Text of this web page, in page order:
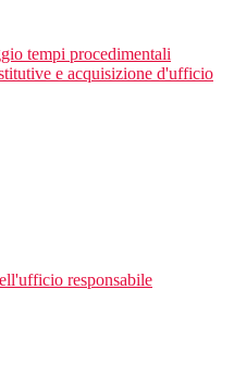
tempi procedimentali
e acquisizione d'ufficio
responsabile